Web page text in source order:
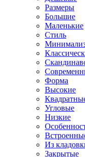
Размеры
Большие
Маленькие
Стиль
Форма
Высокие
Угловые
Низкие
Из
Закрытые